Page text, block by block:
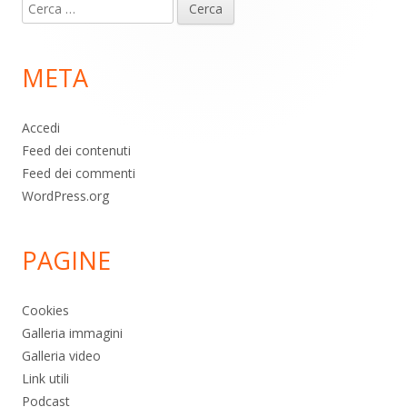
piè
pagina
Ricerca
per:
META
Accedi
Feed dei contenuti
Feed dei commenti
WordPress.org
PAGINE
Cookies
Galleria immagini
Galleria video
Link utili
Podcast